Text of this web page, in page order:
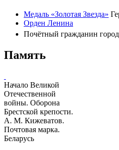
Медаль «Золотая Звезда»
Орден Ленина
Почётный гражданин
Память
Начало Великой
Отечественной
войны. Оборона
Брестской крепости.
А. М. Кижеватов.
Почтовая марка.
Беларусь